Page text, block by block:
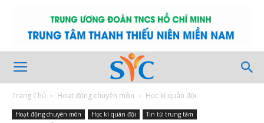
Trang Chủ Hoạt động chuyên môn Học kì quân đội
Hoạt động chuyên môn Học kì quân đội Tin từ trung tâm